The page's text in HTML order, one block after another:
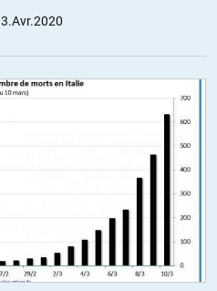
3.Avr.2020